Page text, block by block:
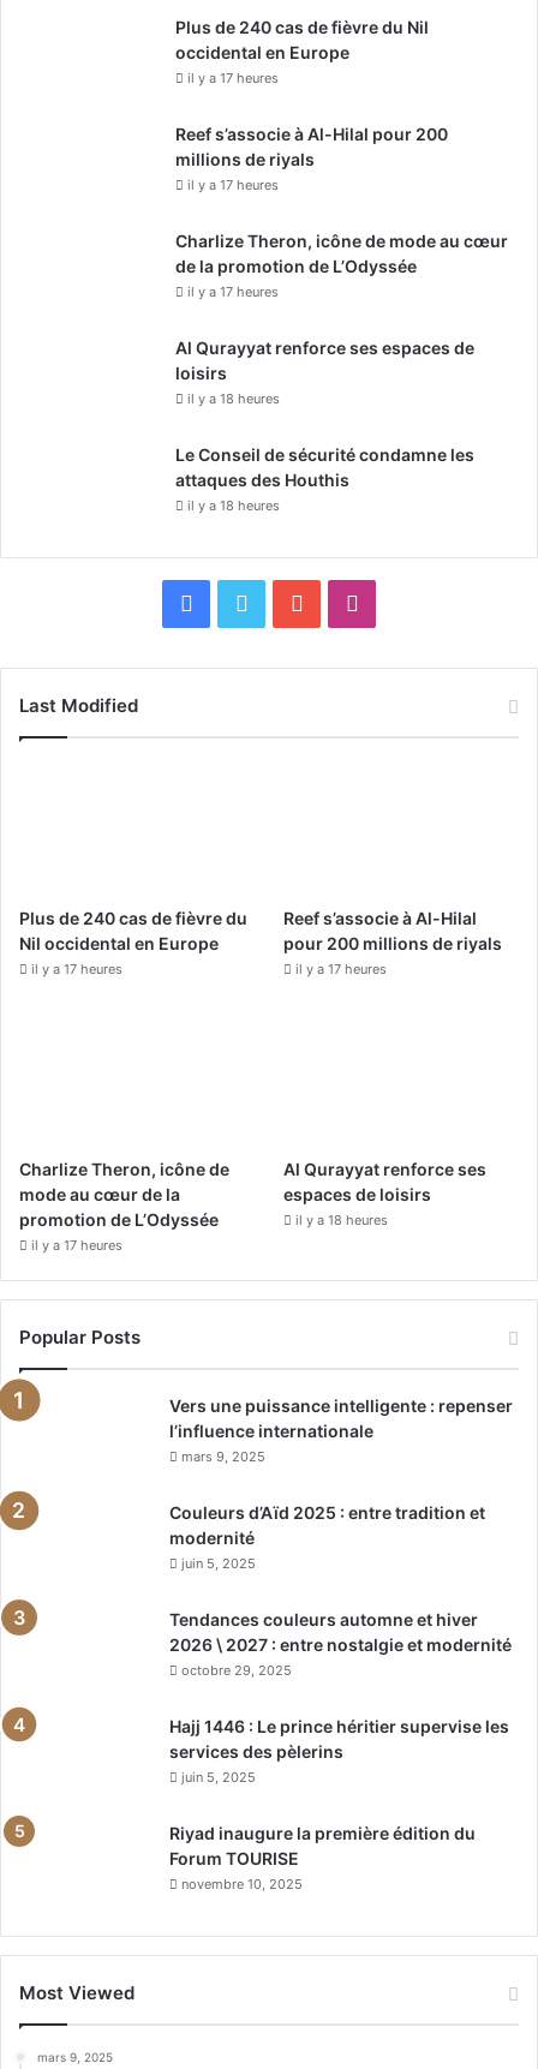
Plus de 240 cas de fièvre du Nil
occidental en Europe
il y a 17 heures
Reef s’associe à Al-Hilal pour 200
millions de riyals
il y a 17 heures
Charlize Theron, icône de mode au cœur
de la promotion de L’Odyssée
il y a 17 heures
Al Qurayyat renforce ses espaces de
loisirs
il y a 18 heures
Le Conseil de sécurité condamne les
attaques des Houthis
il y a 18 heures
k
a
Last Modified
Plus de 240 cas de fièvre du
Nil occidental en Europe
il y a 17 heures
Reef s’associe à Al-Hilal
pour 200 millions de riyals
il y a 17 heures
Charlize Theron, icône de
mode au cœur de la
promotion de L’Odyssée
il y a 17 heures
Al Qurayyat renforce ses
espaces de loisirs
il y a 18 heures
Popular Posts
Vers une puissance intelligente : repenser
l’influence internationale
mars 9, 2025
Couleurs d’Aïd 2025 : entre tradition et
modernité
juin 5, 2025
Tendances couleurs automne et hiver
2026 \ 2027 : entre nostalgie et modernité
octobre 29, 2025
Hajj 1446 : Le prince héritier supervise les
services des pèlerins
juin 5, 2025
Riyad inaugure la première édition du
Forum TOURISE
novembre 10, 2025
Most Viewed
mars 9, 2025